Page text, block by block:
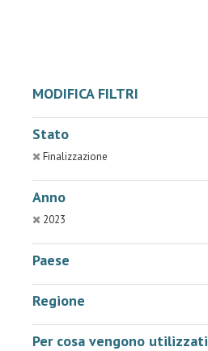
MODIFICA FILTRI
Stato
Finalizzazione
Anno
2023
Paese
Regione
Per cosa vengono utilizzati